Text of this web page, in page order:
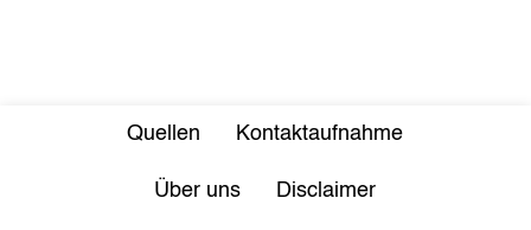
Quellen Kontaktaufnahme
Über uns Disclaimer